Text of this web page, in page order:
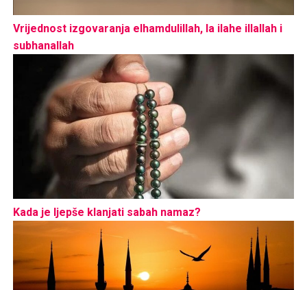
Vrijednost izgovaranja elhamdulillah, la ilahe illallah i
subhanallah
Kada je ljepše klanjati sabah namaz?